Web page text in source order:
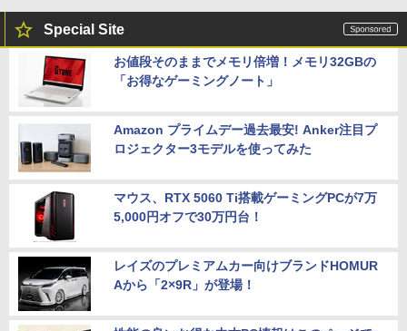
Special Site
お値段そのままでメモリ倍増！メモリ32GBの
「お得なゲーミングノート」
Amazon プライムデー過去最安! Anker注目プ
ロジェクター3モデルを使ってみた
マウス、RTX 5060 Ti搭載ゲーミングPCが7万
5,000円オフで30万円台！
レイズのプレミアムカー向けブランドHOMUR
Aから「2×9R」が登場！